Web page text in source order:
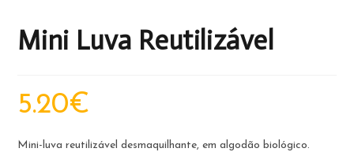
Mini Luva Reutilizável
5.20€
Mini-luva reutilizável desmaquilhante, em algodão biológico.